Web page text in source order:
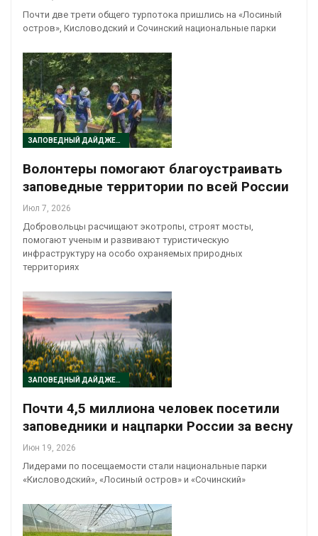
Почти две трети общего турпотока пришлись на «Лосиный
остров», Кисловодский и Сочинский национальные парки
ЗАПОВЕДНЫЙ ДАЙДЖЕСТ
Волонтеры помогают благоустраивать
заповедные территории по всей России
Июл 7, 2026
Добровольцы расчищают экотропы, строят мосты,
помогают ученым и развивают туристическую
инфраструктуру на особо охраняемых природных
территориях
ЗАПОВЕДНЫЙ ДАЙДЖЕСТ
Почти 4,5 миллиона человек посетили
заповедники и нацпарки России за весну
Июн 19, 2026
Лидерами по посещаемости стали национальные парки
«Кисловодский», «Лосиный остров» и «Сочинский»